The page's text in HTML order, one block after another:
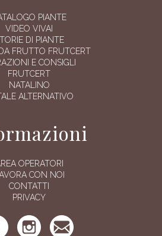
PIANTE
VIDEO VIVAI
DI PIANTE
FRUTTO FRUTCERT
E CONSIGLI
FRUTCERT
NATALINO
ALTERNATIVO
OPERATORI
CON NOI
CONTATTI
PRIVACY